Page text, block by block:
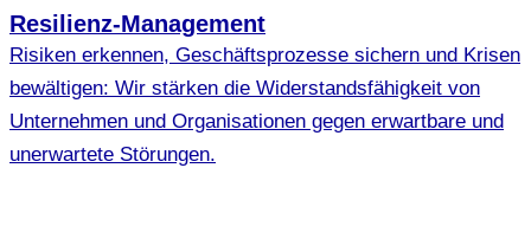
Resilienz-Management
Risiken erkennen, Geschäftsprozesse sichern und Krisen
bewältigen: Wir stärken die Widerstandsfähigkeit von
Unternehmen und Organisationen gegen erwartbare und
unerwartete Störungen.